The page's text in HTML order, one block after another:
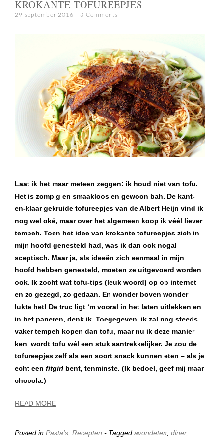
KROKANTE TOFUREEPJES
29 september 2016 3 Comments
Laat ik het maar meteen zeggen: ik houd niet van tofu.
Het is zompig en smaakloos en gewoon bah. De kant-
en-klaar gekruide tofureepjes van de Albert Heijn vind ik
nog wel oké, maar over het algemeen koop ik véél liever
tempeh. Toen het idee van krokante tofureepjes zich in
mijn hoofd genesteld had, was ik dan ook nogal
sceptisch. Maar ja, als ideeën zich eenmaal in mijn
hoofd hebben genesteld, moeten ze uitgevoerd worden
ook. Ik zocht wat tofu-tips (leuk woord) op op internet
en zo gezegd, zo gedaan. En wonder boven wonder
lukte het! De truc ligt ‘m vooral in het laten uitlekken en
in het paneren, denk ik. Toegegeven, ik zal nog steeds
vaker tempeh kopen dan tofu, maar nu ik deze manier
ken, wordt tofu wél een stuk aantrekkelijker. Je zou de
tofureepjes zelf als een soort snack kunnen eten – als je
echt een fitgirl bent, tenminste. (Ik bedoel, geef mij maar
chocola.)
READ MORE
Posted in Pasta's Recepten - Tagged avondeten diner,